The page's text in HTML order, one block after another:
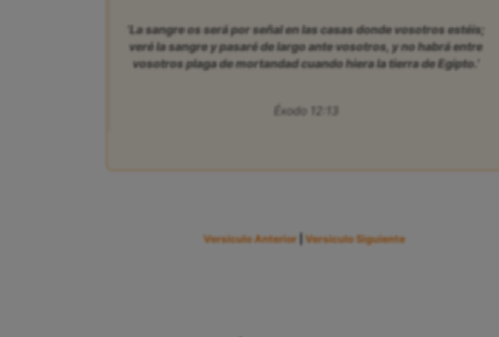
‘La sangre os será por señal en las casas donde vosotros estéis;
veré la sangre y pasaré de largo ante vosotros, y no habrá entre
vosotros plaga de mortandad cuando hiera la tierra de Egipto.’
Éxodo 12:13
Versículo Anterior |Versículo Siguiente